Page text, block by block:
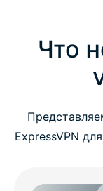
Что
ExpressVPN